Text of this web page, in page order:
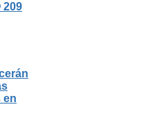
209
en